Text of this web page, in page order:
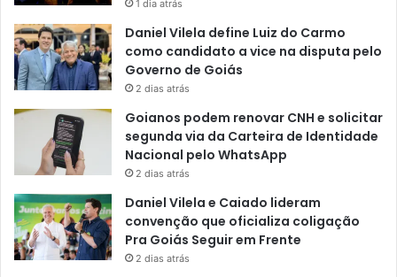
1 dia atrás
Daniel Vilela define Luiz do Carmo
como candidato a vice na disputa pelo
Governo de Goiás
2 dias atrás
Goianos podem renovar CNH e solicitar
segunda via da Carteira de Identidade
Nacional pelo WhatsApp
2 dias atrás
Daniel Vilela e Caiado lideram
convenção que oficializa coligação
Pra Goiás Seguir em Frente
2 dias atrás